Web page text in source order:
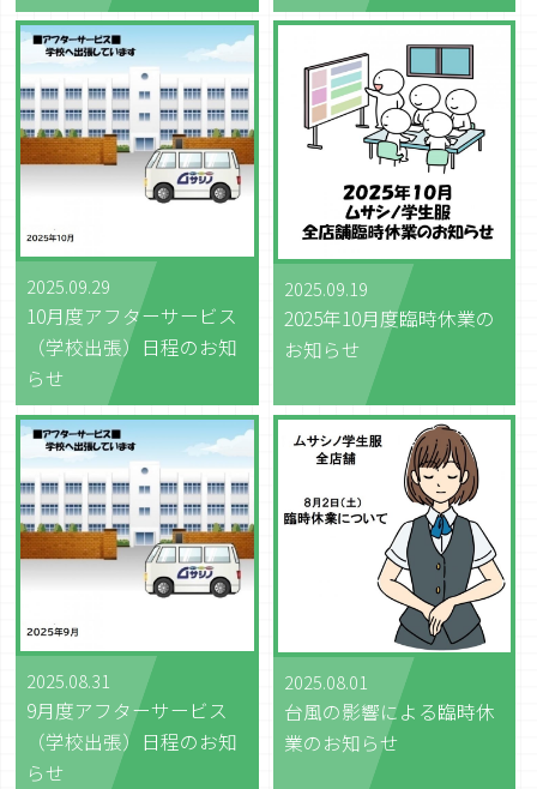
2025.09.29
10月度アフターサービス
（学校出張）日程のお知
らせ
2025.09.19
2025年10月度臨時休業の
お知らせ
2025.08.31
9月度アフターサービス
（学校出張）日程のお知
らせ
2025.08.01
台風の影響による臨時休
業のお知らせ